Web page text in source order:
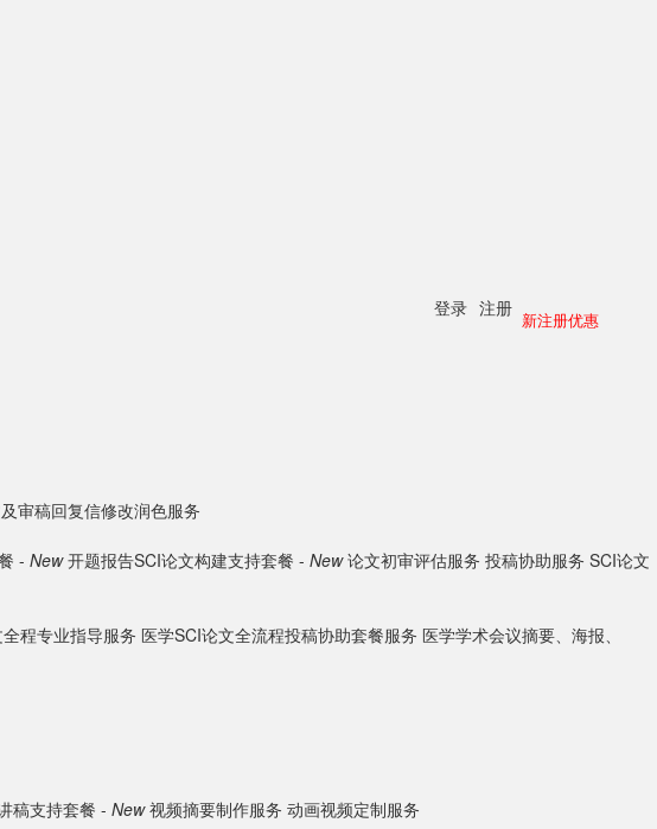
登录 注册
新注册优惠
审稿回复信修改润色服务
- New 开题报告SCI论文构建支持套餐 - New 论文初审评估服务 投稿协助服务 SCI论文
程专业指导服务 医学SCI论文全流程投稿协助套餐服务 医学学术会议摘要、海报、
稿支持套餐 - New 视频摘要制作服务 动画视频定制服务